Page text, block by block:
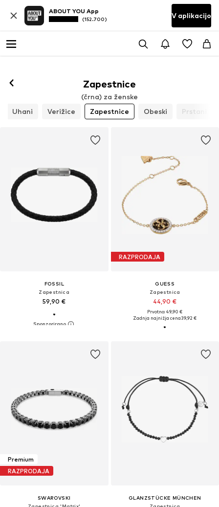
ABOUT YOU App
(152.700) V aplikacijo
Zapestnice
(črna) za ženske
Uhani
Verižice Zapestnice Obeski Prstani
FOSSIL
Zapestnica
59,90 €
RAZPRODAJA
GUESS
Zapestnica
44,90 €
Prvotno: 49,90 €
Zadnja najnižja cena39,92 €
Premium
RAZPRODAJA
SWAROVSKI
GLANZSTÜCKE MÜNCHEN